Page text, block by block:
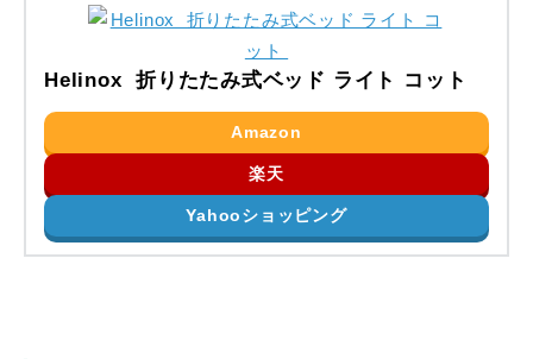
Helinox 折りたたみ式ベッド ライト コット
Amazon
楽天
Yahooショッピング